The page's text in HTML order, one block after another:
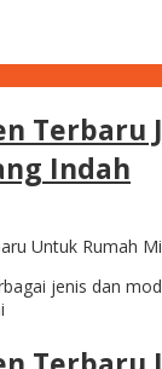
Terbaru
Indah
jenis dan